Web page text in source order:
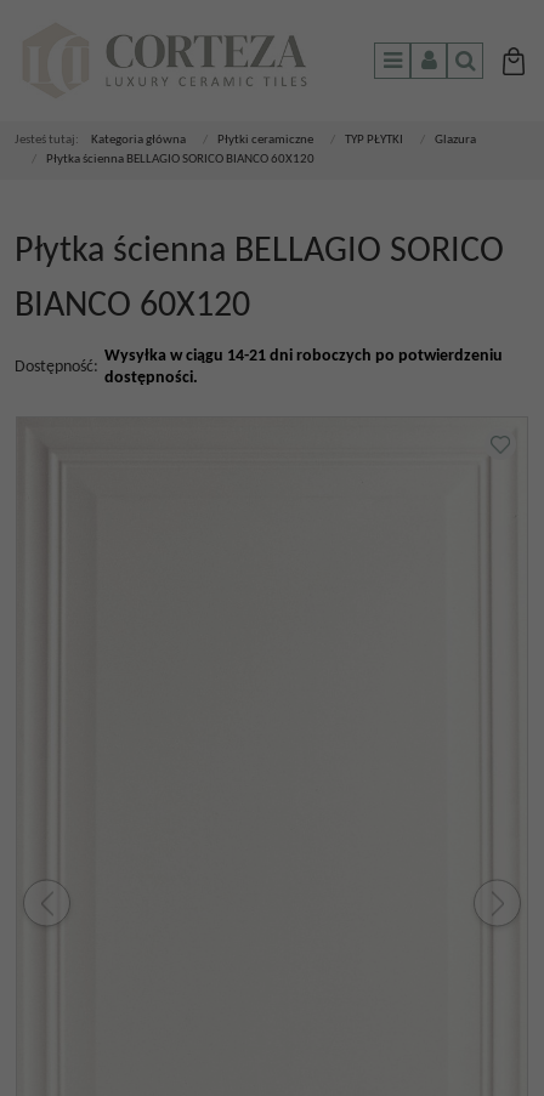
MenuPanelSzukaj
Jesteś tutaj: Kategoria główna Płytki ceramiczne TYP PŁYTKI
Glazura
Płytka ścienna BELLAGIO SORICO BIANCO 60X120
Płytka ścienna BELLAGIO SORICO
BIANCO 60X120
Dostępność:
Wysyłka w ciągu 14-21 dni roboczych po potwierdzeniu
dostępności.